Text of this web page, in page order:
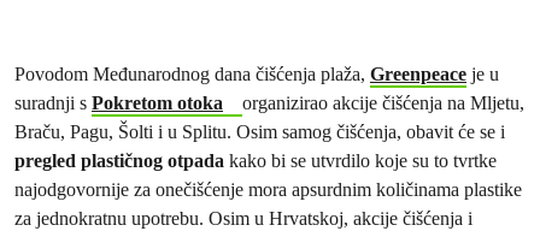
Povodom Međunarodnog dana čišćenja plaža, Greenpeace je u
suradnji s Pokretom otoka
organizirao akcije čišćenja na Mljetu,
Braču, Pagu, Šolti i u Splitu. Osim samog čišćenja, obavit će se i
pregled plastičnog otpada kako bi se utvrdilo koje su to tvrtke
najodgovornije za onečišćenje mora apsurdnim količinama plastike
za jednokratnu upotrebu. Osim u Hrvatskoj, akcije čišćenja i